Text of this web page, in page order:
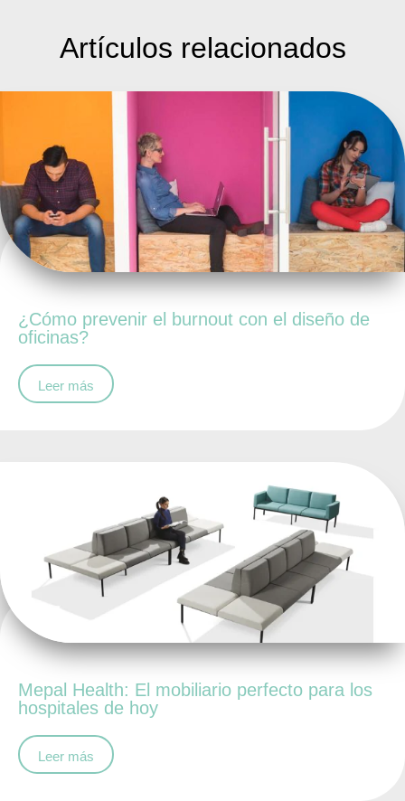
Artículos relacionados
¿Cómo prevenir el burnout con el diseño de
oficinas?
Leer más
Mepal Health: El mobiliario perfecto para los
hospitales de hoy
Leer más